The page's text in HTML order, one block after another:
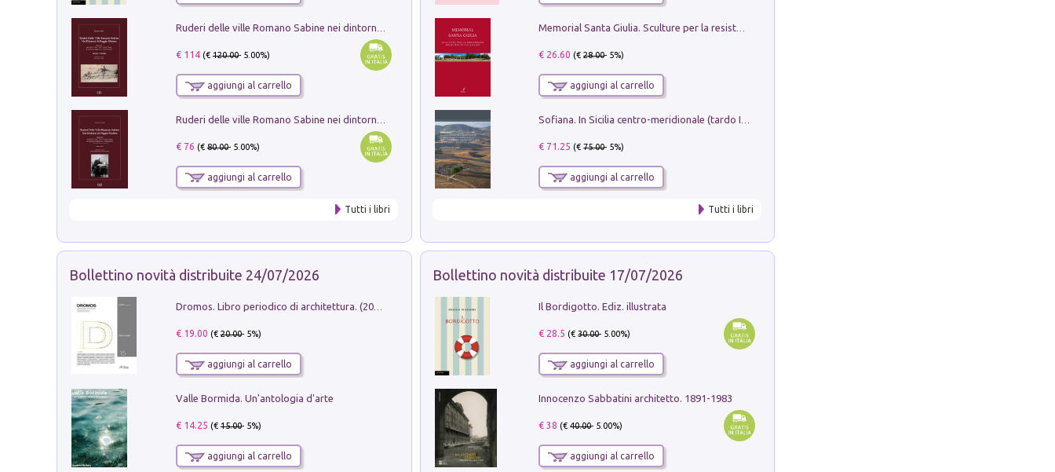
€ 114(€120.00- 5.00%)
aggiungi al carrello
€ 76 (€80.00- 5.00%)
aggiungi al carrello
Tutti i libri
€ 26.60 (€28.00- 5%)
aggiungi al carrello
€ 71.25 (€75.00- 5%)
aggiungi al carrello
Tutti i libri
Bollettino novità distribuite 24/07/2026
Dromos. Libro periodico di architettura. (2026). Vol. 15: Post-model
€ 19.00 (€20.00- 5%)
aggiungi al carrello
Valle Bormida. Un'antologia d'arte
€ 14.25 (€15.00- 5%)
aggiungi al carrello
Bollettino novità distribuite 17/07/2026
Il Bordigotto. Ediz. illustrata
€ 28.5 (€30.00- 5.00%)
aggiungi al carrello
Innocenzo Sabbatini architetto. 1891-1983
€ 38 (€40.00- 5.00%)
aggiungi al carrello